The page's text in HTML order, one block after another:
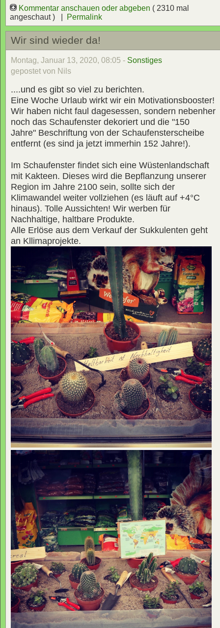
Kommentar anschauen oder abgeben ( 2310 mal
angeschaut ) |
Permalink
Wir sind wieder da!
Montag, Januar 13, 2020, 08:05 - Sonstiges
gepostet von Nils
....und es gibt so viel zu berichten.
Eine Woche Urlaub wirkt wir ein Motivationsbooster!
Wir haben nicht faul dagesessen, sondern nebenher
noch das Schaufenster dekoriert und die "150
Jahre" Beschriftung von der Schaufensterscheibe
entfernt (es sind ja jetzt immerhin 152 Jahre!).
Im Schaufenster findet sich eine Wüstenlandschaft
mit Kakteen. Dieses wird die Bepflanzung unserer
Region im Jahre 2100 sein, sollte sich der
Klimawandel weiter vollziehen (es läuft auf +4°C
hinaus). Tolle Aussichten! Wir werben für
Nachhaltige, haltbare Produkte.
Alle Erlöse aus dem Verkauf der Sukkulenten geht
an Kllimaprojekte.